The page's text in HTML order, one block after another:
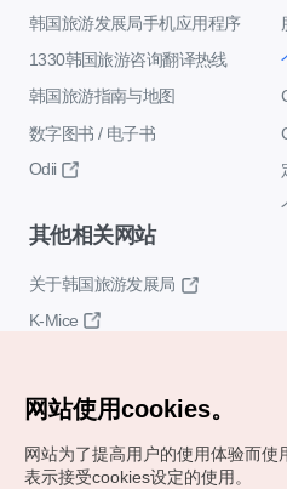
韩国旅游发展局手机应用程序
1330韩国旅游咨询翻译热线
韩国旅游指南与地图
数字图书 / 电子书
Odii
其他相关网站
关于韩国旅游发展局
K-Mice
网站使用cookies。
网站为了提高用户的使用体验而使
表示接受cookies设定的使用。